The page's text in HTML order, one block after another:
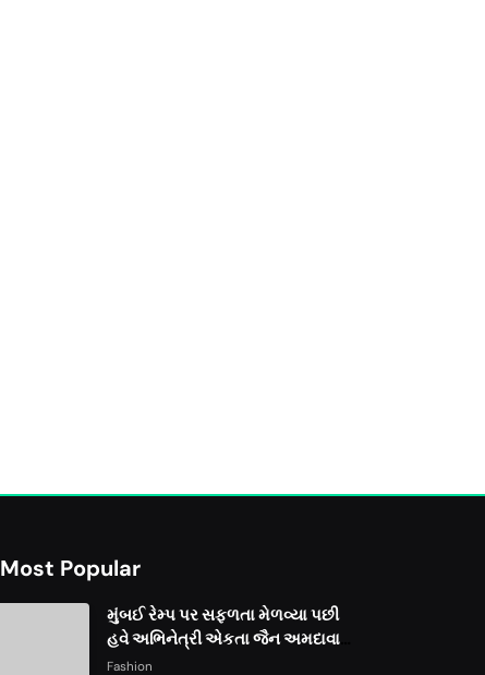
Most Popular
મુંબઈ રેમ્પ પર સફળતા મેળવ્યા પછી
હવે અભિનેત્રી એકતા જૈન અમદાવાદ
ફેશન વીકમાં પોતાની પ્રતિભા પ્રદર્શિત
Fashion